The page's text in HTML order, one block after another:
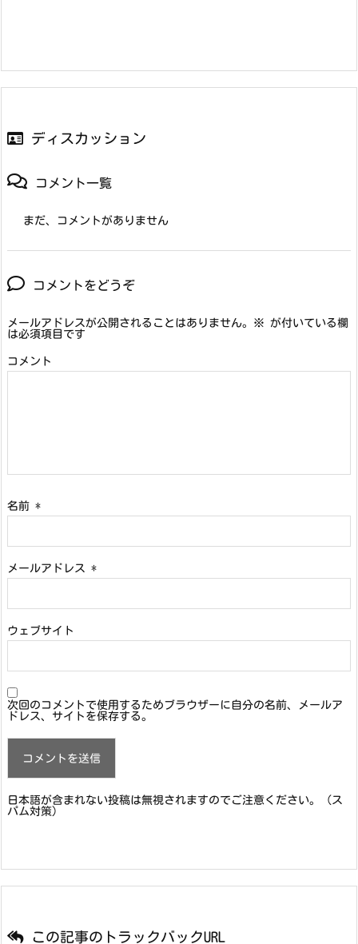
ディスカッション
コメント一覧
まだ、コメントがありません
コメントをどうぞ
メールアドレスが公開されることはありません。 ※ が付いている欄
は必須項目です
コメント
名前 *
メールアドレス *
ウェブサイト
次回のコメントで使用するためブラウザーに自分の名前、メールア
ドレス、サイトを保存する。
日本語が含まれない投稿は無視されますのでご注意ください。（ス
パム対策）
この記事のトラックバックURL